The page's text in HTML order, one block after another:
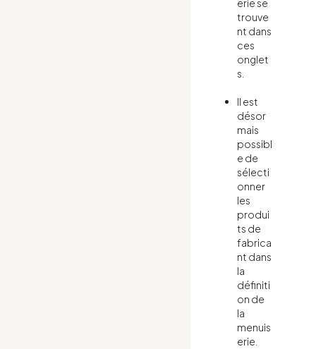
erie se
trouve
nt dans
ces
onglet
s.
Il est
désor
mais
possibl
e de
sélecti
onner
les
produi
ts de
fabrica
nt dans
la
définiti
on de
la
menuis
erie.